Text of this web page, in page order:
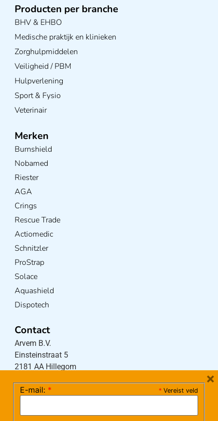
Producten per branche
BHV & EHBO
Medische praktijk en klinieken
Zorghulpmiddelen
Veiligheid / PBM
Hulpverlening
Sport & Fysio
Veterinair
Merken
Burnshield
Nobamed
Riester
AGA
Crings
Rescue Trade
Actiomedic
Schnitzler
ProStrap
Solace
Aquashield
Dispotech
Contact
Arvem B.V.
Einsteinstraat 5
2181 AA Hillegom
(maandag – donderdag 08:30-17:15 uur / vrijdag
* Vereist veld
E-mail: *
×